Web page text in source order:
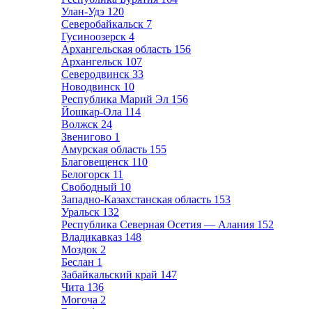
Улан-Удэ 120
Северобайкальск 7
Гусиноозерск 4
Архангельская область 156
Архангельск 107
Северодвинск 33
Новодвинск 10
Республика Марий Эл 156
Йошкар-Ола 114
Волжск 24
Звенигово 1
Амурская область 155
Благовещенск 110
Белогорск 11
Свободный 10
Западно-Казахстанская область 153
Уральск 132
Республика Северная Осетия — Алания 152
Владикавказ 148
Моздок 2
Беслан 1
Забайкальский край 147
Чита 136
Могоча 2